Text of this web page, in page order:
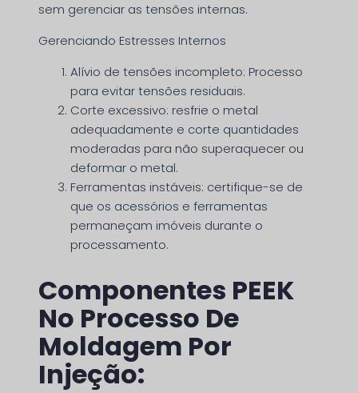
sem gerenciar as tensões internas.
Gerenciando Estresses Internos
Alívio de tensões incompleto: Processo
para evitar tensões residuais.
Corte excessivo: resfrie o metal
adequadamente e corte quantidades
moderadas para não superaquecer ou
deformar o metal.
Ferramentas instáveis: certifique-se de
que os acessórios e ferramentas
permaneçam imóveis durante o
processamento.
Componentes PEEK
No Processo De
Moldagem Por
Injeção: